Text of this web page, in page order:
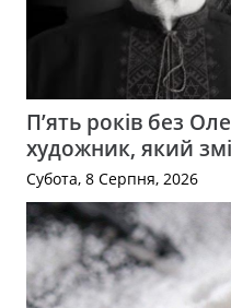
П’ять років без
художник, який
Субота, 8 Серпня, 2026